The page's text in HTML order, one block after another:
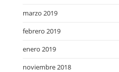
marzo 2019
febrero 2019
enero 2019
noviembre 2018